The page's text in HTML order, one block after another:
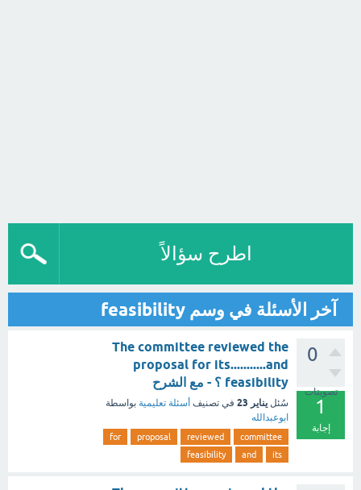
اطرح سؤالاً
آخر الأسئلة في وسم feasibility
0
تصويتات
1
إجابة
The committee reviewed the
proposal for its...........and
feasibility ؟ - مع الشرح
سُئل يناير 23 في تصنيف أسئلة تعليمية بواسطة
ابوعبدالله
committee
reviewed
proposal
for
its
and
feasibility